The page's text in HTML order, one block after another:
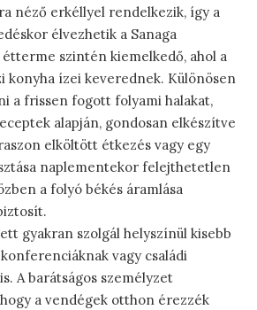
néző erkéllyel rendelkezik, így a
élvezhetik a Sanaga
szintén kiemelkedő, ahol a
konyha ízei keverednek. Különösen
a frissen fogott folyami halakat,
alapján, gondosan elkészítve
elköltött étkezés vagy egy
naplementekor felejthetetlen
a folyó békés áramlása
gyakran szolgál helyszínül kisebb
vagy családi
A barátságos személyzet
a vendégek otthon érezzék